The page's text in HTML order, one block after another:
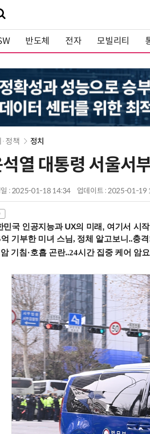
반도체 전자 모빌리티
정책 정치
열 대통령 서울서
일 : 2025-01-18 14:34 업데이트 : 2025-01-19
민국 인공지능과 UX의 미래, 여기서 시